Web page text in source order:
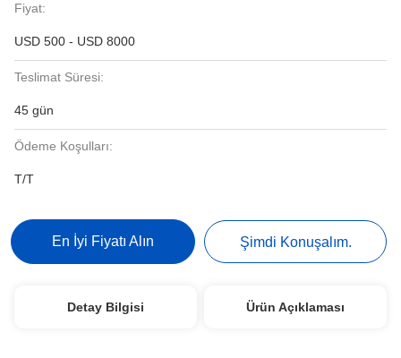
Fiyat:
USD 500 - USD 8000
Teslimat Süresi:
45 gün
Ödeme Koşulları:
T/T
En İyi Fiyatı Alın Şimdi Konuşalım.
Detay Bilgisi Ürün Açıklaması